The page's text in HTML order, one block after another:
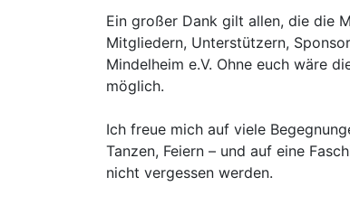
Ein großer Dank gilt allen, die die
Mitgliedern, Unterstützern,
Mindelheim e.V. Ohne euch wäre
möglich.
Ich freue mich auf viele
Tanzen, Feiern – und auf eine
nicht vergessen werden.